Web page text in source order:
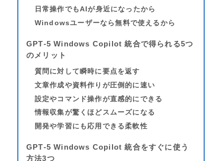
日常操作でもAIが身近になったから
Windowsユーザーなら無料で使えるから
GPT‑5 Windows Copilot 統合で得られる5つ
のメリット
質問に対して瞬時に要点を返す
文章作成や資料作りが圧倒的に速い
設定やコマンド操作が直感的にできる
情報収集が驚くほどスムーズになる
開発や学習にも応用できる柔軟性
GPT‑5 Windows Copilot 統合をすぐに使う
方法3つ